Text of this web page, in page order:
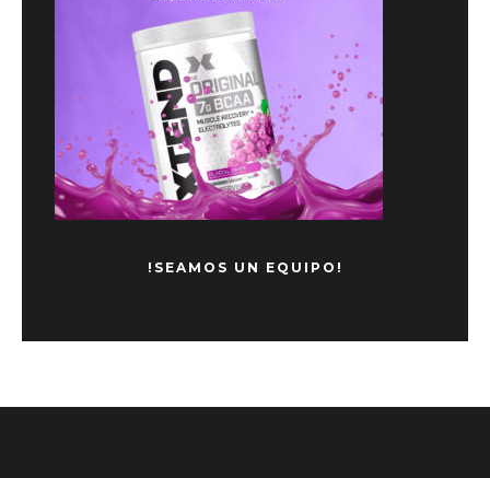
!SEAMOS UN EQUIPO!